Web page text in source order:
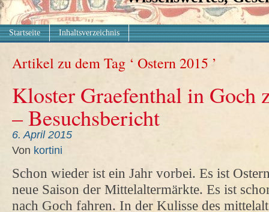
Startseite Inhaltsverzeichnis
Artikel zu dem Tag ‘ Ostern 2015 ’
Kloster Graefenthal in Goch
– Besuchsbericht
6. April 2015
Von kortini
Schon wieder ist ein Jahr vorbei. Es ist
neue Saison der Mittelaltermärkte. Es ist
nach Goch fahren. In der Kulisse des